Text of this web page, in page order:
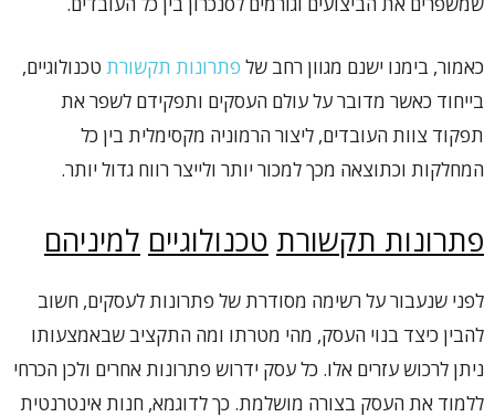
כאמור, בימנו ישנם מגוון רחב של פתרונות תקשורת טכנולוגיים,
בייחוד כאשר מדובר על עולם העסקים ותפקידם לשפר את
תפקוד צוות העובדים, ליצור הרמוניה מקסימלית בין כל
המחלקות וכתוצאה מכך למכור יותר ולייצר רווח גדול יותר.
פתרונות תקשורת טכנולוגיים למיניהם
לפני שנעבור על רשימה מסודרת של פתרונות לעסקים, חשוב
להבין כיצד בנוי העסק, מהי מטרתו ומה התקציב שבאמצעותו
ניתן לרכוש עזרים אלו. כל עסק ידרוש פתרונות אחרים ולכן הכרחי
ללמוד את העסק בצורה מושלמת. כך לדוגמא, חנות אינטרנטית